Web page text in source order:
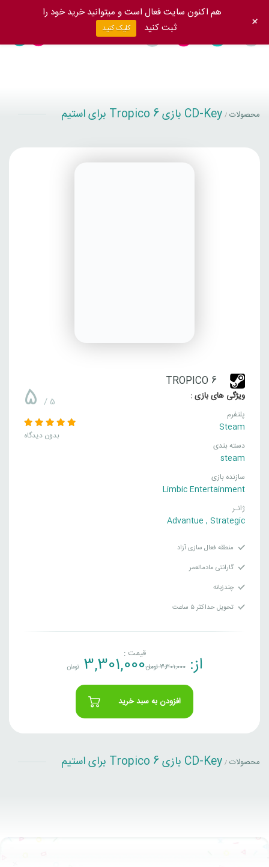
محصولات / CD-Key بازی Tropico 6 برای استیم
TROPICO 6
ویژگی های بازی :
پلتفرم
Steam
دسته بندی
steam
سازنده بازی
Limbic Entertainment
ژانـر
Advantue , Strategic
5 / 5
بدون دیدگاه
منطقه فعال سازی آزاد
گارانتی مادمالعمر
چندزبانه
تحویل حداکثر ۵ ساعت
قیمت : از: 3,301,000تومان3,301,000 تومان
افزودن به سبد خرید
محصولات / CD-Key بازی Tropico 6 برای استیم
هم اکنون سایت فعال است و میتوانید خرید خود را
ثبت کنید
کلیک کنید +